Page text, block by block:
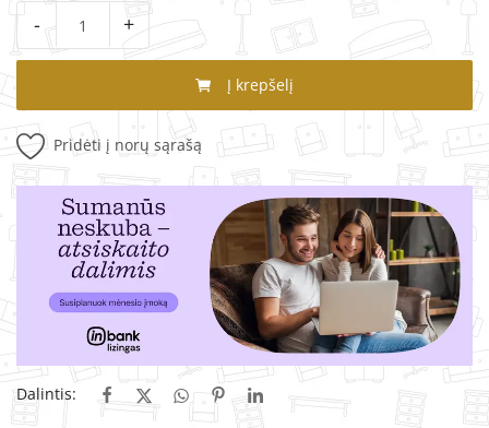
- +
Į krepšelį
Pridėti į norų sąrašą
Dalintis: